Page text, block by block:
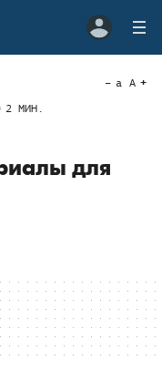
2 МИН.
a A
для